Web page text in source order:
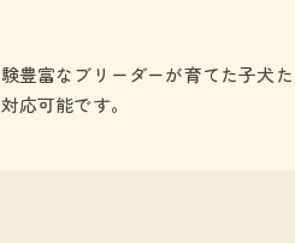
豊富なブリーダーが育てた子犬
応可能です。